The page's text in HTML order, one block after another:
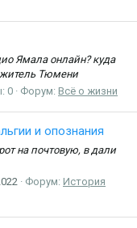
Ямала онлайн? куда
житель Тюмени
0 Форум: Всё о жизни
и опознания
на почтовую, в дали
Форум: История